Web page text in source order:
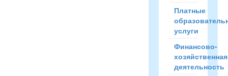
Платные
услуги
Финансово-
хозяйственная
деятельность